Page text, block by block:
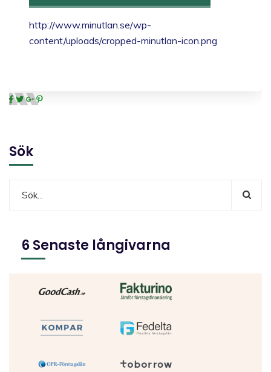
http://www.minutlan.se/wp-
content/uploads/cropped-minutlan-icon.png
Sök
6 Senaste långivarna